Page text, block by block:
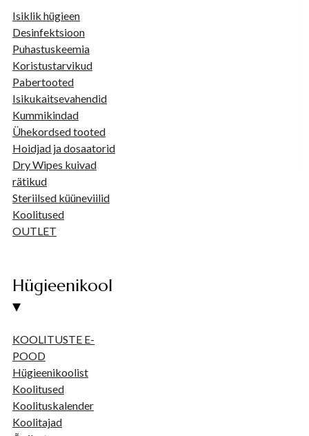
Isiklik hügieen
Desinfektsioon
Puhastuskeemia
Koristustarvikud
Pabertooted
Isikukaitsevahendid
Kummikindad
Ühekordsed tooted
Hoidjad ja dosaatorid
Dry Wipes kuivad
rätikud
Steriilsed küüneviilid
Koolitused
OUTLET
Hügieenikool
▾
KOOLITUSTE E-
POOD
Hügieenikoolist
Koolitused
Koolituskalender
Koolitajad